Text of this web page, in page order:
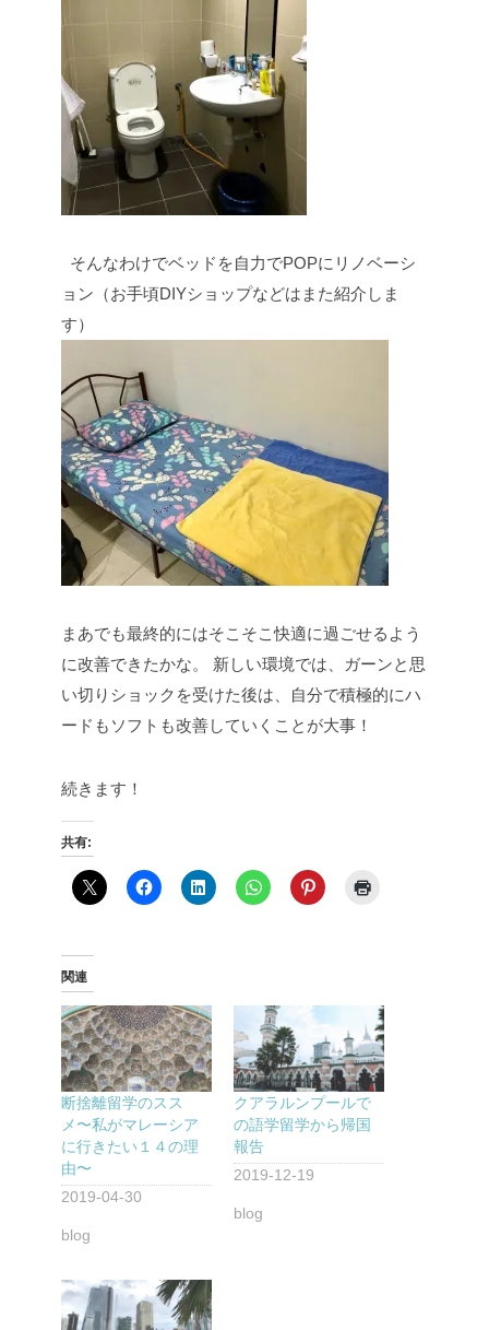
そんなわけでベッドを自力でPOPにリノベーシ
ョン（お手頃DIYショップなどはまた紹介しま
す）
まあでも最終的にはそこそこ快適に過ごせるよう
に改善できたかな。
新しい環境では、ガーンと思
い切りショックを受けた後は、自分で積極的にハ
ードもソフトも改善していくことが大事！
続きます！
共有:
関連
断捨離留学のスス
メ〜私がマレーシア
に行きたい１４の理
由〜
2019-04-30
blog
クアラルンプールで
の語学留学から帰国
報告
2019-12-19
blog